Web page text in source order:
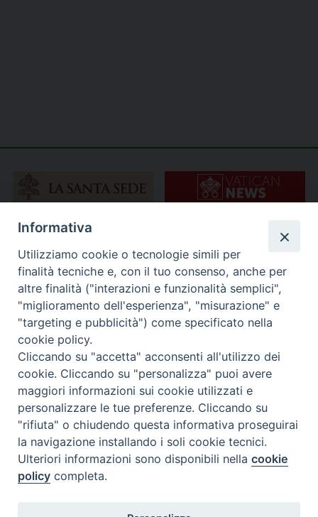
Informativa
Utilizziamo cookie o tecnologie simili per
finalità tecniche e, con il tuo consenso, anche per
altre finalità ("interazioni e funzionalità semplici",
"miglioramento dell'esperienza", "misurazione" e
"targeting e pubblicità") come specificato nella
cookie policy.
Cliccando su "accetta" acconsenti all'utilizzo dei
cookie. Cliccando su "personalizza" puoi avere
maggiori informazioni sui cookie utilizzati e
personalizzare le tue preferenze. Cliccando su
"rifiuta" o chiudendo questa informativa proseguirai
la navigazione installando i soli cookie tecnici.
Ulteriori informazioni sono disponibili nellacookie
policy completa.